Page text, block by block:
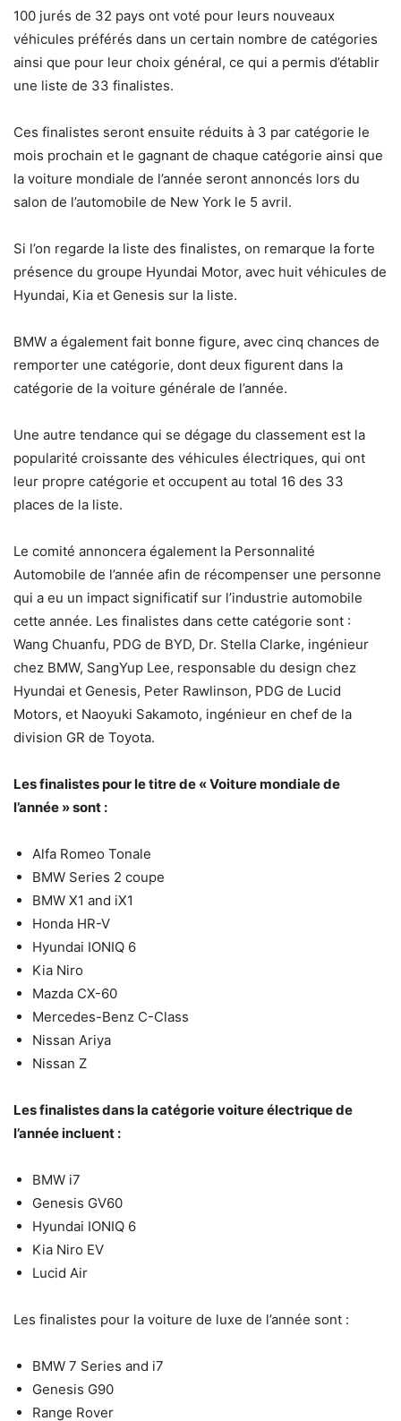
100 jurés de 32 pays ont voté pour leurs nouveaux
véhicules préférés dans un certain nombre de catégories
ainsi que pour leur choix général, ce qui a permis d’établir
une liste de 33 finalistes.
Ces finalistes seront ensuite réduits à 3 par catégorie le
mois prochain et le gagnant de chaque catégorie ainsi que
la voiture mondiale de l’année seront annoncés lors du
salon de l’automobile de New York le 5 avril.
Si l’on regarde la liste des finalistes, on remarque la forte
présence du groupe Hyundai Motor, avec huit véhicules de
Hyundai, Kia et Genesis sur la liste.
BMW a également fait bonne figure, avec cinq chances de
remporter une catégorie, dont deux figurent dans la
catégorie de la voiture générale de l’année.
Une autre tendance qui se dégage du classement est la
popularité croissante des véhicules électriques, qui ont
leur propre catégorie et occupent au total 16 des 33
places de la liste.
Le comité annoncera également la Personnalité
Automobile de l’année afin de récompenser une personne
qui a eu un impact significatif sur l’industrie automobile
cette année. Les finalistes dans cette catégorie sont :
Wang Chuanfu, PDG de BYD, Dr. Stella Clarke, ingénieur
chez BMW, SangYup Lee, responsable du design chez
Hyundai et Genesis, Peter Rawlinson, PDG de Lucid
Motors, et Naoyuki Sakamoto, ingénieur en chef de la
division GR de Toyota.
Les finalistes pour le titre de « Voiture mondiale de
l’année » sont :
Alfa Romeo Tonale
BMW Series 2 coupe
BMW X1 and iX1
Honda HR-V
Hyundai IONIQ 6
Kia Niro
Mazda CX-60
Mercedes-Benz C-Class
Nissan Ariya
Nissan Z
Les finalistes dans la catégorie voiture électrique de
l’année incluent :
BMW i7
Genesis GV60
Hyundai IONIQ 6
Kia Niro EV
Lucid Air
Les finalistes pour la voiture de luxe de l’année sont :
BMW 7 Series and i7
Genesis G90
Range Rover